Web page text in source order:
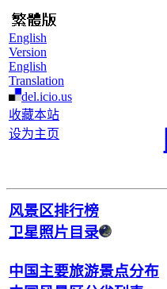
English
Version
English
Translation
del.icio.us
收藏本站
设为主页
风景区排行榜
卫星照片目录
中国主要旅游景点分布